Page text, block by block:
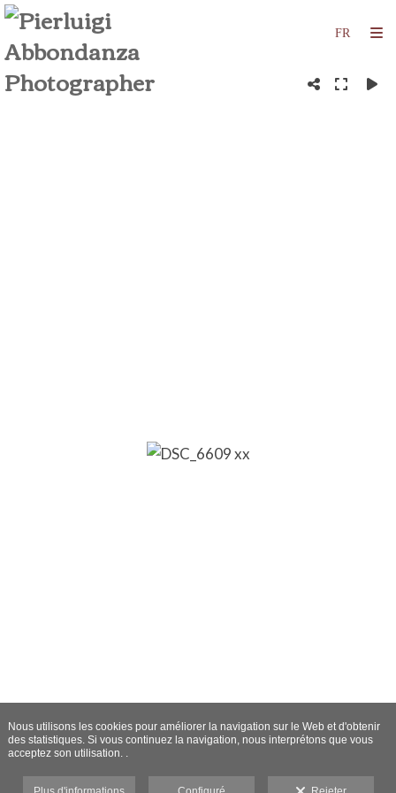
Nous utilisons les cookies pour améliorer la navigation sur le Web et d'obtenir
des statistiques. Si vous continuez la navigation, nous interprétons que vous
acceptez son utilisation. .